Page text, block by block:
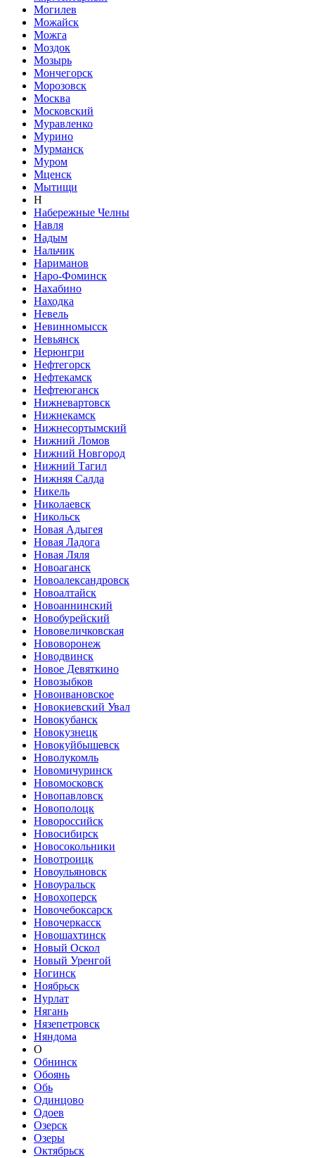
Могилев
Можайск
Можга
Моздок
Мозырь
Мончегорск
Морозовск
Москва
Московский
Муравленко
Мурино
Мурманск
Муром
Мценск
Мытищи
Н
Набережные Челны
Навля
Надым
Нальчик
Нариманов
Наро-Фоминск
Нахабино
Находка
Невель
Невинномысск
Невьянск
Нерюнгри
Нефтегорск
Нефтекамск
Нефтеюганск
Нижневартовск
Нижнекамск
Нижнесортымский
Нижний Ломов
Нижний Новгород
Нижний Тагил
Нижняя Салда
Никель
Николаевск
Никольск
Новая Адыгея
Новая Ладога
Новая Ляля
Новоаганск
Новоалександровск
Новоалтайск
Новоаннинский
Новобурейский
Нововеличковская
Нововоронеж
Новодвинск
Новое Девяткино
Новозыбков
Новоивановское
Новокиевский Увал
Новокубанск
Новокузнецк
Новокуйбышевск
Новолукомль
Новомичуринск
Новомосковск
Новопавловск
Новополоцк
Новороссийск
Новосибирск
Новосокольники
Новотроицк
Новоульяновск
Новоуральск
Новохоперск
Новочебоксарск
Новочеркасск
Новошахтинск
Новый Оскол
Новый Уренгой
Ногинск
Ноябрьск
Нурлат
Нягань
Нязепетровск
Няндома
О
Обнинск
Обоянь
Обь
Одинцово
Одоев
Озерск
Озеры
Октябрьск